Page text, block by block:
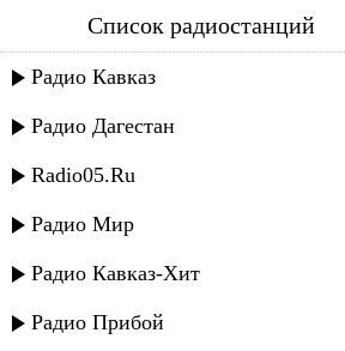
руслан кайтмесов - да, ты
только моя
Список радиостанций
Радио Кавказ
Радио Дагестан
Radio05.Ru
Радио Мир
Радио Кавказ-Хит
Радио Прибой
Руслан Кайтмесов - Эти ночи
Руслан Имамирзаев - Только ты